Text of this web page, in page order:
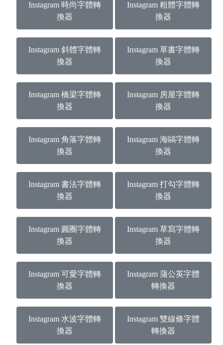
Instagram 時尚字體轉
換器
Instagram 粗體字體轉
換器
Instagram 斜體字體轉
換器
Instagram 草書字體轉
換器
Instagram 橋梁字體轉
換器
Instagram 房屋字體轉
換器
Instagram 角落字體轉
換器
Instagram 海鷗字體轉
換器
Instagram 書法字體轉
換器
Instagram 打勾字體轉
換器
Instagram 圓圈字體轉
換器
Instagram 草寫字體轉
換器
Instagram 可愛字體轉
換器
Instagram 蒲公英字體
轉換器
Instagram 水波字體轉
換器
Instagram 雙線條字體
轉換器